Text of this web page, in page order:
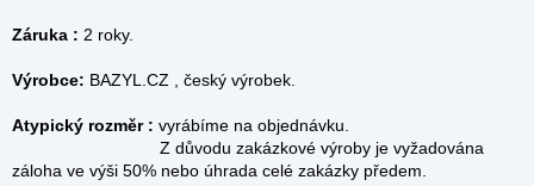
Záruka : 2 roky.
Výrobce: BAZYL.CZ , český výrobek.
Atypický rozměr : vyrábíme na objednávku.
Z důvodu zakázkové výroby je vyžadována
záloha ve výši 50% nebo úhrada celé zakázky předem.